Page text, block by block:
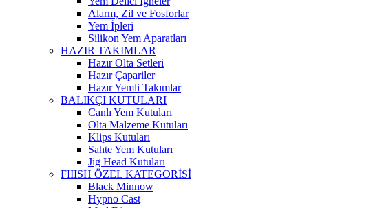
Alarm, Zil ve Fosforlar
Yem İpleri
Silikon Yem Aparatları
HAZIR TAKIMLAR
Hazır Olta Setleri
Hazır Çapariler
Hazır Yemli Takımlar
BALIKÇI KUTULARI
Canlı Yem Kutuları
Olta Malzeme Kutuları
Klips Kutuları
Sahte Yem Kutuları
Jig Head Kutuları
FIIISH ÖZEL KATEGORİSİ
Black Minnow
Hypno Cast